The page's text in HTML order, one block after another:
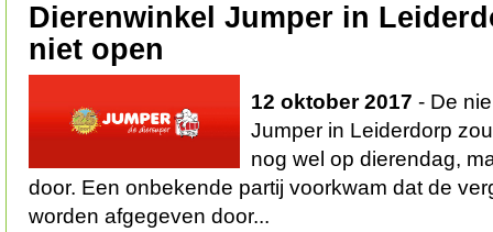
Dierenwinkel Jumper in
niet open
12 oktober 2017 - De
Jumper in Leiderdorp
nog wel op dierendag,
door. Een onbekende partij voorkwam dat de
worden afgegeven door...